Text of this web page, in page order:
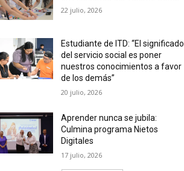
22 julio, 2026
Estudiante de ITD: “El significado
del servicio social es poner
nuestros conocimientos a favor
de los demás”
20 julio, 2026
Aprender nunca se jubila:
Culmina programa Nietos
Digitales
17 julio, 2026